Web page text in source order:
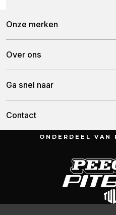
Onze merken
Tulip
Over ons
Team
Ga snel naar
Contact
Munnikenheiweg 47
076 – 504 6666
ONDERDEEL VAN